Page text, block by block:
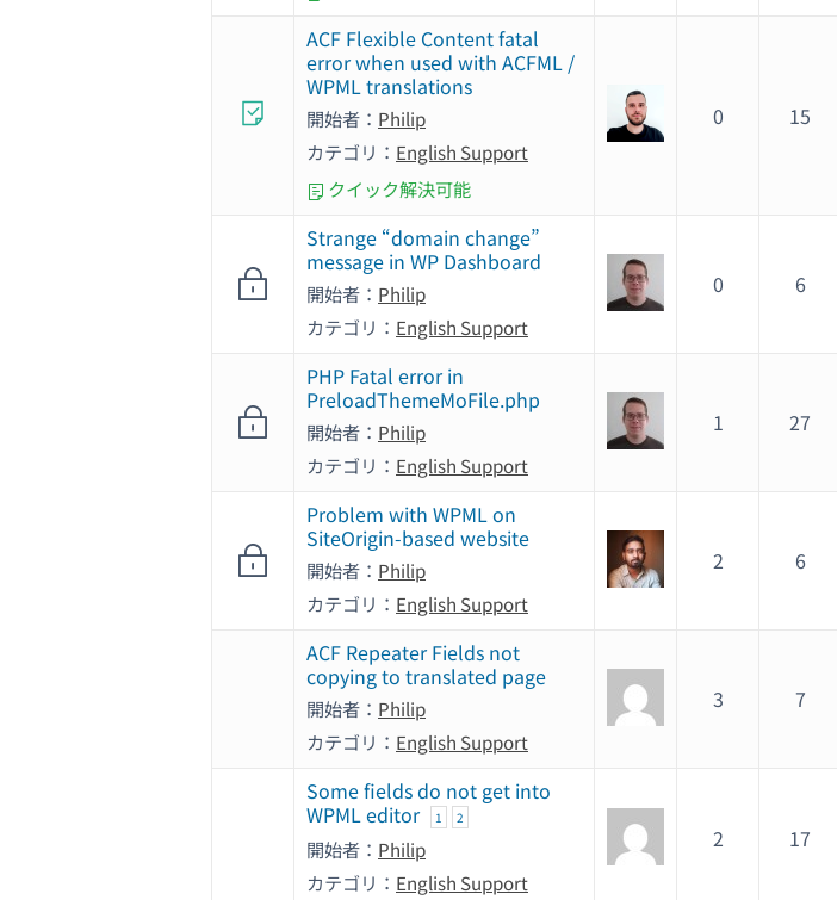
ACF Flexible Content fatal
error when used with ACFML /
WPML translations
開始者： Philip
カテゴリ： English Support
クイック解決可能
0 15
Strange “domain change”
message in WP Dashboard
開始者： Philip
カテゴリ： English Support
0 6
PHP Fatal error in
PreloadThemeMoFile.php
開始者： Philip
カテゴリ： English Support
1 27
Problem with WPML on
SiteOrigin-based website
開始者： Philip
カテゴリ： English Support
2 6
ACF Repeater Fields not
copying to translated page
開始者： Philip
カテゴリ： English Support
3 7
Some fields do not get into
WPML editor
1 2
開始者： Philip
カテゴリ： English Support
2 17